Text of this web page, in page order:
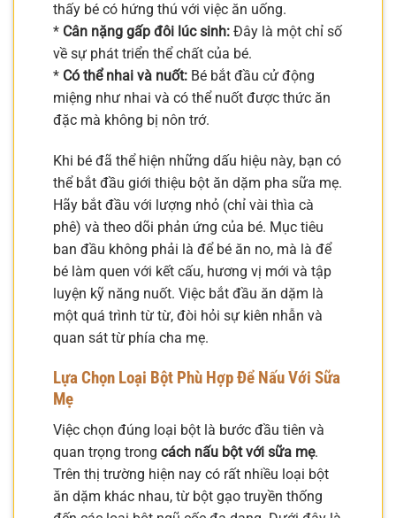
thấy bé có hứng thú với việc ăn uống.
* Cân nặng gấp đôi lúc sinh: Đây là một chỉ số
về sự phát triển thể chất của bé.
* Có thể nhai và nuốt: Bé bắt đầu cử động
miệng như nhai và có thể nuốt được thức ăn
đặc mà không bị nôn trớ.
Khi bé đã thể hiện những dấu hiệu này, bạn có
thể bắt đầu giới thiệu bột ăn dặm pha sữa mẹ.
Hãy bắt đầu với lượng nhỏ (chỉ vài thìa cà
phê) và theo dõi phản ứng của bé. Mục tiêu
ban đầu không phải là để bé ăn no, mà là để
bé làm quen với kết cấu, hương vị mới và tập
luyện kỹ năng nuốt. Việc bắt đầu ăn dặm là
một quá trình từ từ, đòi hỏi sự kiên nhẫn và
quan sát từ phía cha mẹ.
Lựa Chọn Loại Bột Phù Hợp Để Nấu Với Sữa
Mẹ
Việc chọn đúng loại bột là bước đầu tiên và
quan trọng trong cách nấu bột với sữa mẹ.
Trên thị trường hiện nay có rất nhiều loại bột
ăn dặm khác nhau, từ bột gạo truyền thống